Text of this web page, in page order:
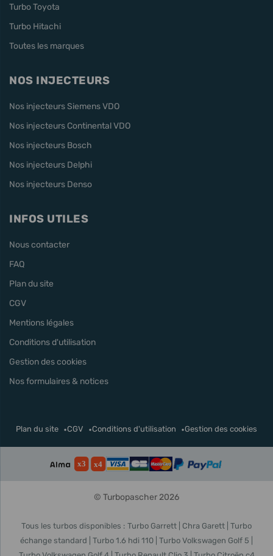
Turbo Toyota
Turbo Hitachi
Toutes les marques
NOS INJECTEURS
Nos injecteurs Siemens VDO
Nos injecteurs Continental VDO
Nos injecteurs Bosch
Nos injecteurs Delphi
Nos injecteurs Denso
INFOS UTILES
Nous contacter
FAQ
Plan du site
CGV
Mentions légales
Conditions d'utilisation
Gestion des cookies
Nos formulaires & notices
Plan du site CGV Conditions d'utilisation Gestion des cookies
© Turbopascher 2026
Tous les turbos disponibles : Turbo Garrett Chra Garett Turbo
échange standard
Turbo 1.6 hdi 110 Turbo Volkswagen Golf 5